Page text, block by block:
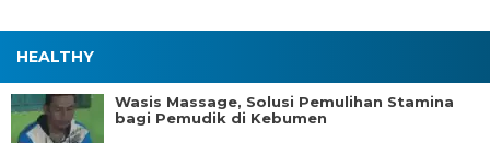
HEALTHY
Wasis Massage, Solusi Pemulihan Stamina
bagi Pemudik di Kebumen